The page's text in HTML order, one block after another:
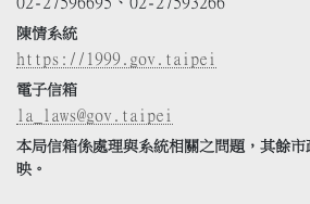
陳情系統
https://1999.gov.taipei
電子信箱
la_laws@gov.taipei
本局信箱係處理與系統相關之問題，其餘
映。